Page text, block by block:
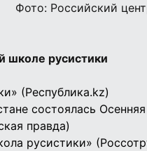
Фото: Российский
школе русистики
(Республика.kz)
состоялась
правда)
русистики»